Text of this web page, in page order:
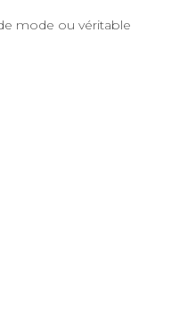
mode ou véritable